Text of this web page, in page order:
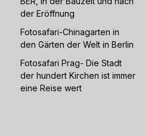
der Eröffnung
Fotosafari-Chinagarten in
den Gärten der Welt in Berlin
Fotosafari Prag- Die Stadt
der hundert Kirchen ist immer
eine Reise wert